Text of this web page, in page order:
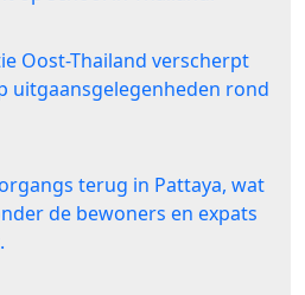
Oost-Thailand verscherpt
uitgaansgelegenheden rond
terug in Pattaya, wat
de bewoners en expats